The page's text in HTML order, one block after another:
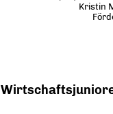
Kristin